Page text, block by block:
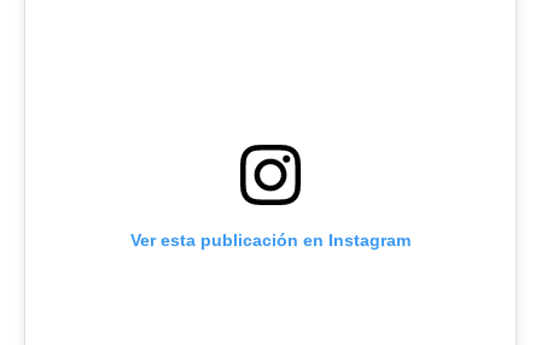
Ver esta publicación en Instagram